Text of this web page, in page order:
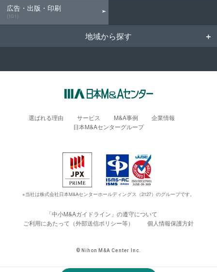
広告・出版・印刷
(101)
地域から探す
選ばれる理由 サービス M&A事例
企業情報
日本M&Aセンターグループ
※当社は株式会社日本M&Aセンターホールディングス（2127）のグループです。
「中小M&Aガイドライン」の遵守について
ご利用にあたって（外部送信ポリシー等）
個人情報保護方針
© Nihon M&A Center Inc.